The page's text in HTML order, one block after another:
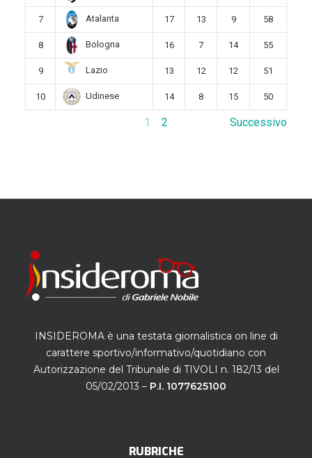
7 Atalanta 17 13 9 58
8 Bologna 16 7 14 55
9 Lazio 13 12 12 51
10 Udinese 14 8 15 50
1 2 Successivo
INSIDEROMA è una testata giornalistica on line di
carattere sportivo/informativo/quotidiano con
Autorizzazione del Tribunale di TIVOLI n. 182/13 del
05/02/2013 – P.I. 1077625100
RUBRICHE